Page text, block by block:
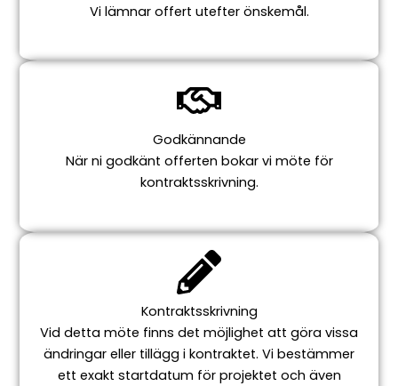
Vi lämnar offert utefter önskemål.
Godkännande
När ni godkänt offerten bokar vi möte för
kontraktsskrivning.
Kontraktsskrivning
Vid detta möte finns det möjlighet att göra vissa
ändringar eller tillägg i kontraktet. Vi bestämmer
ett exakt startdatum för projektet och även